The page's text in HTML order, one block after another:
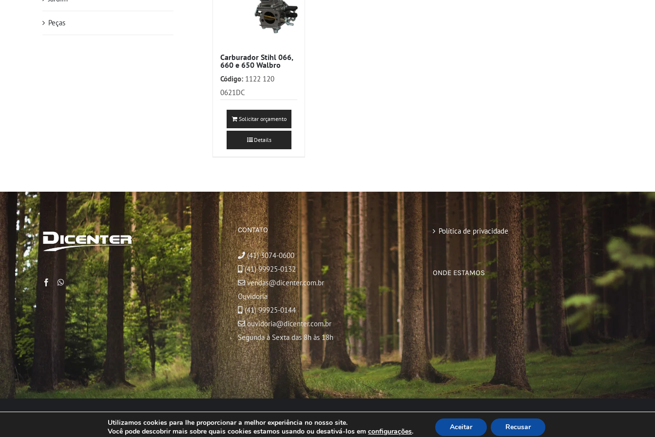
Carburador Stihl 066,
660 e 650 Walbro
Código: 1122 120
0621DC
Solicitar orçamento
Details
Peças
CONTATO
(41) 3074-0600
(41) 99925-0132
vendas@dicenter.com.br
Ouvidoria
(41) 99925-0144
ouvidoria@dicenter.com.br
Segunda à Sexta das 8h às 18h
Política de privacidade
ONDE ESTAMOS
© Copyright2026 | Todos os direitos reservados
Utilizamos cookies para lhe proporcionar a melhor experiência no nosso site.
Você pode descobrir mais sobre quais cookies estamos usando ou desativá-los emconfigurações. Aceitar Recusar